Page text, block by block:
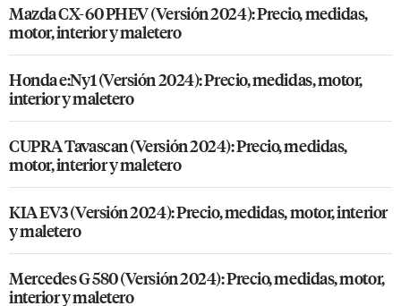
Mazda CX-60 PHEV (Versión 2024): Precio, medidas,
motor, interior y maletero
Honda e:Ny1 (Versión 2024): Precio, medidas, motor,
interior y maletero
CUPRA Tavascan (Versión 2024): Precio, medidas,
motor, interior y maletero
KIA EV3 (Versión 2024): Precio, medidas, motor, interior
y maletero
Mercedes G 580 (Versión 2024): Precio, medidas, motor,
interior y maletero